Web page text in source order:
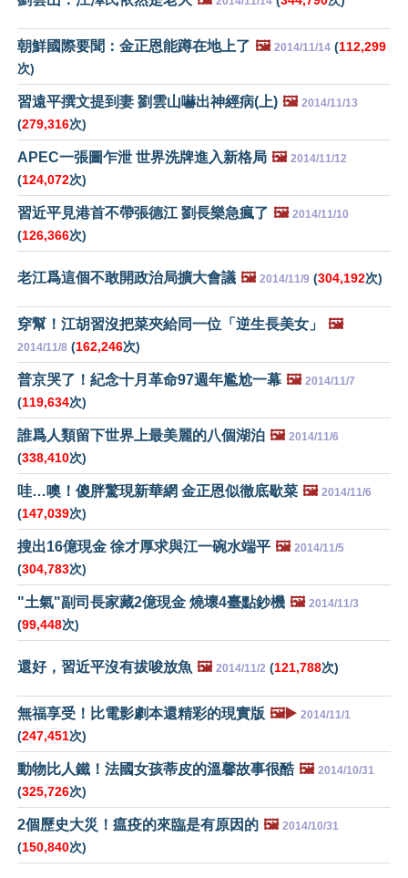
朝鮮國際要聞：金正恩能蹲在地上了 🖼️ 2014/11/14 (112,299
次)
習遠平撰文提到妻 劉雲山嚇出神經病(上) 🖼️ 2014/11/13
(279,316次)
APEC一張圖乍泄 世界洗牌進入新格局 🖼️ 2014/11/12
(124,072次)
習近平見港首不帶張德江 劉長樂急瘋了 🖼️ 2014/11/10
(126,366次)
老江爲這個不敢開政治局擴大會議 🖼️ 2014/11/9 (304,192次)
穿幫！江胡習沒把菜夾給同一位「逆生長美女」 🖼️
2014/11/8 (162,246次)
普京哭了！紀念十月革命97週年尷尬一幕 🖼️ 2014/11/7
(119,634次)
誰爲人類留下世界上最美麗的八個湖泊 🖼️ 2014/11/6
(338,410次)
哇…噢！傻胖驚現新華網 金正恩似徹底歇菜 🖼️ 2014/11/6
(147,039次)
搜出16億現金 徐才厚求與江一碗水端平 🖼️ 2014/11/5
(304,783次)
"土氣"副司長家藏2億現金 燒壞4臺點鈔機 🖼️ 2014/11/3
(99,448次)
還好，習近平沒有拔唆放魚 🖼️ 2014/11/2 (121,788次)
無福享受！比電影劇本還精彩的現實版 🖼️▶️ 2014/11/1
(247,451次)
動物比人鐵！法國女孩蒂皮的溫馨故事很酷 🖼️ 2014/10/31
(325,726次)
2個歷史大災！瘟疫的來臨是有原因的 🖼️ 2014/10/31
(150,840次)